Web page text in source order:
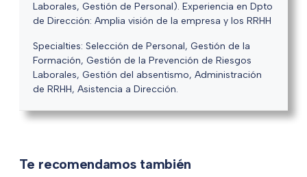
Laborales, Gestión de Personal). Experiencia en Dpto
de Dirección: Amplia visión de la empresa y los RRHH
Specialties: Selección de Personal, Gestión de la
Formación, Gestión de la Prevención de Riesgos
Laborales, Gestión del absentismo, Administración
de RRHH, Asistencia a Dirección.
Te recomendamos también